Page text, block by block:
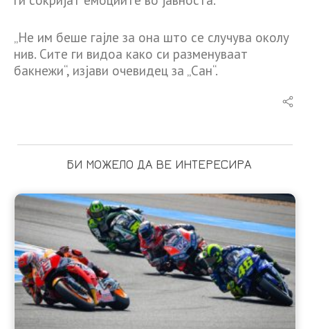
„Не им беше гајле за она што се случува околу
нив. Сите ги видоа како си разменуваат
бакнежи“, изјави очевидец за „Сан“.
БИ МОЖЕЛО ДА ВЕ ИНТЕРЕСИРА